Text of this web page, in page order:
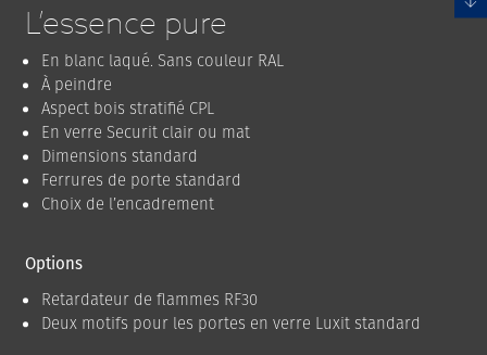
L’essence pure
En blanc laqué. Sans couleur RAL
À peindre
Aspect bois stratifié CPL
En verre Securit clair ou mat
Dimensions standard
Ferrures de porte standard
Choix de l’encadrement
Options
Retardateur de flammes RF30
Deux motifs pour les portes en verre Luxit standard